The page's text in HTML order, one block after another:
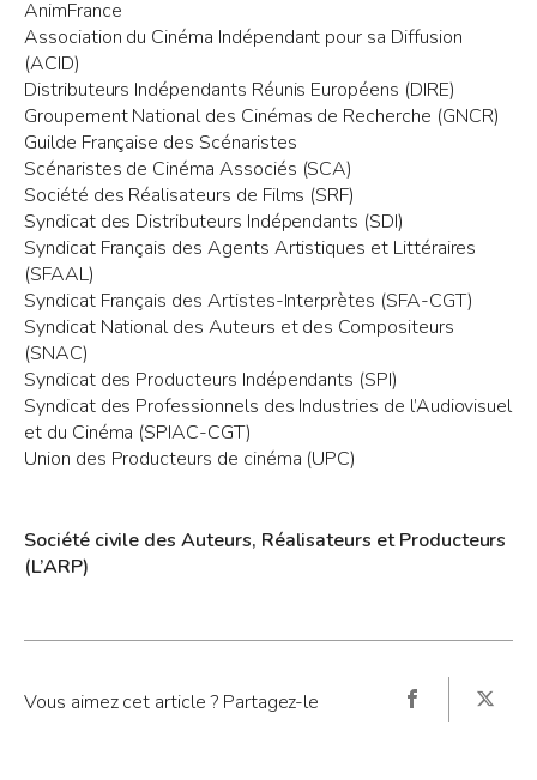
AnimFrance
Association du Cinéma Indépendant pour sa Diffusion
(ACID)
Distributeurs Indépendants Réunis Européens (DIRE)
Groupement National des Cinémas de Recherche (GNCR)
Guilde Française des Scénaristes
Scénaristes de Cinéma Associés (SCA)
Société des Réalisateurs de Films (SRF)
Syndicat des Distributeurs Indépendants (SDI)
Syndicat Français des Agents Artistiques et Littéraires
(SFAAL)
Syndicat Français des Artistes-Interprètes (SFA-CGT)
Syndicat National des Auteurs et des Compositeurs
(SNAC)
Syndicat des Producteurs Indépendants (SPI)
Syndicat des Professionnels des Industries de l’Audiovisuel
et du Cinéma (SPIAC-CGT)
Union des Producteurs de cinéma (UPC)
Société civile des Auteurs, Réalisateurs et Producteurs
(L’ARP)
Vous aimez cet article ? Partagez-le